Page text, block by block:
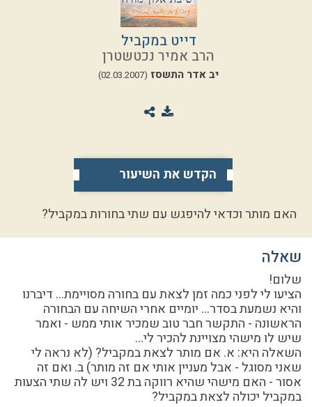
דייט במקביל
הרב אמיר נכטשטרן
יב אדר התשסז (02.03.2007)
הקדש את השיעור
האם מותר וכדאי להיפגש עם שתי בחורות במקביל?
שאלה
שלום!
הציעו לי לפני כמה זמן לצאת עם בחורה מסויימת... דיברנו
והיא נשמעת בסדר... יומיים אחרי השיחה עם הבחורה
הראשונה - התקשר חבר טוב שמכיר אותי ממש - ואמר
שיש לו מישהי מצויינת להכיר לי...
השאלה היא: א. אם מותר לצאת במקביל? (לא נראה לי
שאני מסוגל - אבל מעניין אותי אם זה מותר) ב. ואם זה
אסור - האם מישהי שהיא רווקה בת 32 ויש לה שתי הצעות
במקביל יכולה לצאת במקביל?